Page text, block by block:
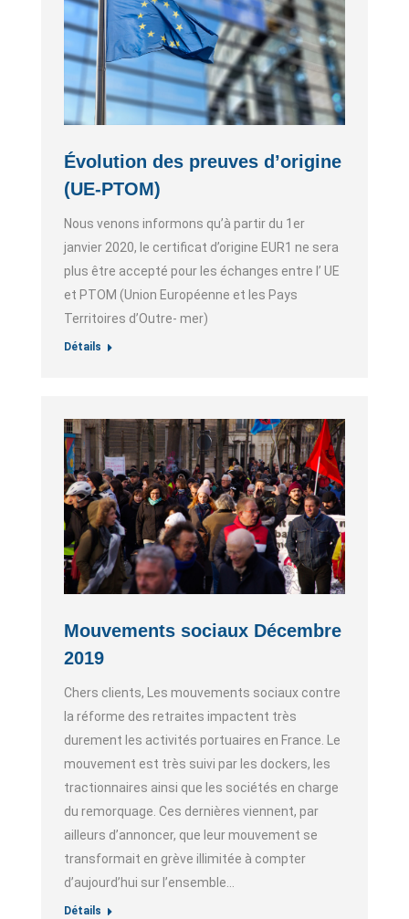
Évolution des preuves d’origine
(UE-PTOM)
Nous venons informons qu’à partir du 1er
janvier 2020, le certificat d’origine EUR1 ne sera
plus être accepté pour les échanges entre l’ UE
et PTOM (Union Européenne et les Pays
Territoires d’Outre- mer)
Détails
Mouvements sociaux Décembre
2019
Chers clients, Les mouvements sociaux contre
la réforme des retraites impactent très
durement les activités portuaires en France. Le
mouvement est très suivi par les dockers, les
tractionnaires ainsi que les sociétés en charge
du remorquage. Ces dernières viennent, par
ailleurs d’annoncer, que leur mouvement se
transformait en grève illimitée à compter
d’aujourd’hui sur l’ensemble…
Détails